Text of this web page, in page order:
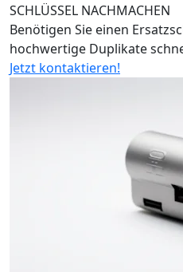
SCHLÜSSEL NACHMACHEN
Benötigen Sie einen
hochwertige Duplikate
Jetzt kontaktieren!